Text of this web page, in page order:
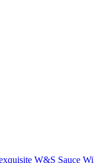
W&S Sauce